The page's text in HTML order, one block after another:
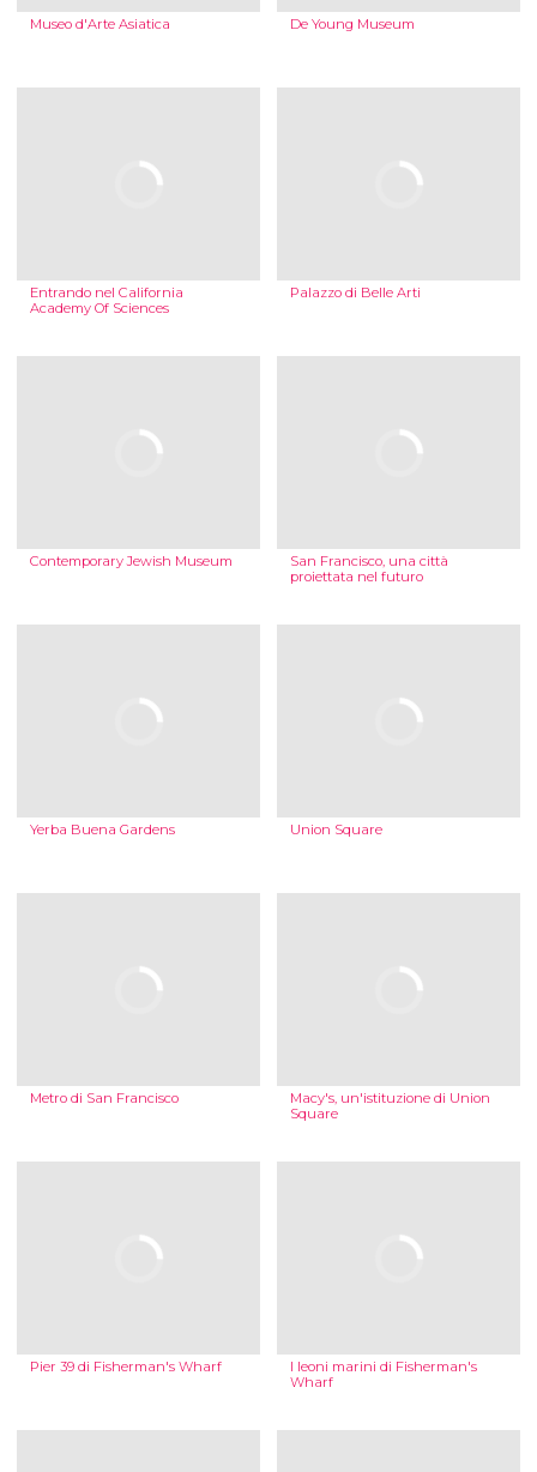
Museo d'Arte Asiatica De Young Museum
Entrando nel California
Academy Of Sciences
Palazzo di Belle Arti
Contemporary Jewish Museum
San Francisco, una città
proiettata nel futuro
Yerba Buena Gardens Union Square
Metro di San Francisco
Macy's, un'istituzione di Union
Square
Pier 39 di Fisherman's Wharf
I leoni marini di Fisherman's
Wharf